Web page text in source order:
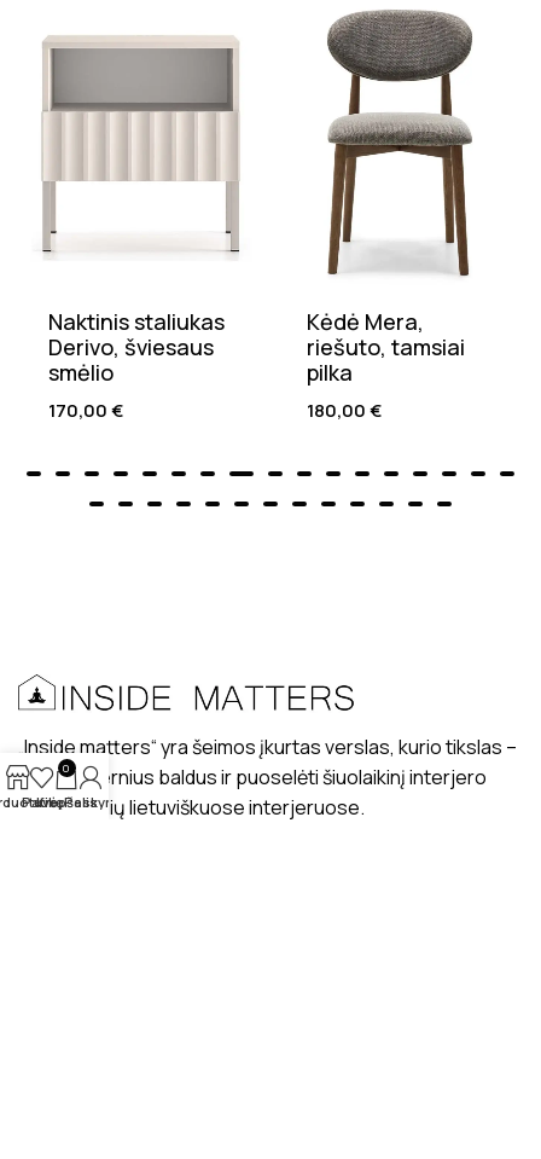
Kėdė Mera,
riešuto, tamsiai
pilka
180,00€
Pakabinamas
naktinis staliukas
Gazi, smėlio
125,00€
„Inside matters“ yra šeimos įkurtas verslas, kurio tikslas –
kurti modernius baldus ir puoselėti šiuolaikinį interjero
dizaino stilių lietuviškuose interjeruose.
Patikę
0
Krepšelis
Paskyra